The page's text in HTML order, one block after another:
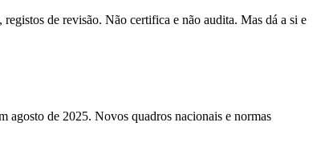
de revisão. Não certifica e não audita. Mas dá a si e
agosto de 2025. Novos quadros nacionais e normas